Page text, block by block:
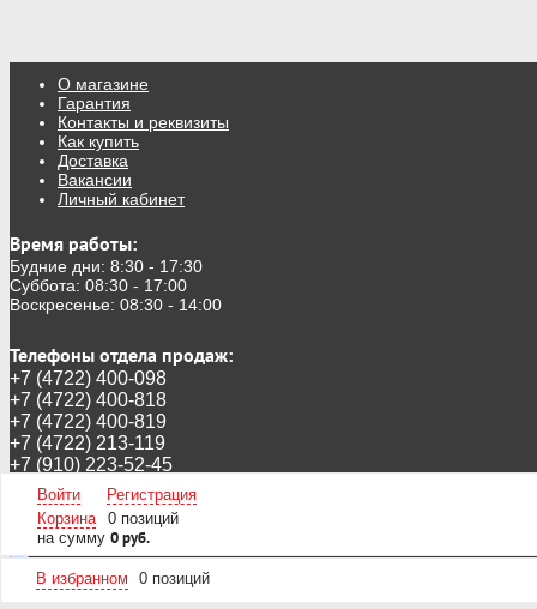
О магазине
Гарантия
Контакты и реквизиты
Как купить
Доставка
Вакансии
Личный кабинет
Время работы:
Будние дни: 8:30 - 17:30
Суббота: 08:30 - 17:00
Воскресенье: 08:30 - 14:00
Телефоны отдела продаж:
+7 (4722) 400-098
+7 (4722) 400-818
+7 (4722) 400-819
+7 (4722) 213-119
+7 (910) 223-52-45
Следите за новинками в инстаграмм:
А так же в ВКhttps://vk.com/ooostroika
Войти
Регистрация
Корзина
0 позиций
на сумму 0 руб.
В избранном 0 позиций